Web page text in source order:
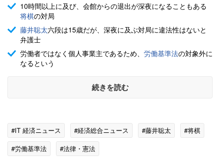
10時間以上に及び、会館からの退出が深夜になることもある
将棋の対局
藤井聡太六段は15歳だが、深夜に及ぶ対局に違法性はないと
弁護士
労働者ではなく個人事業主であるため、 労働基準法の対象外に
なるという
続きを読む
#IT 経済ニュース #経済総合ニュース #藤井聡太
#将棋
#労働基準法
#法律・憲法